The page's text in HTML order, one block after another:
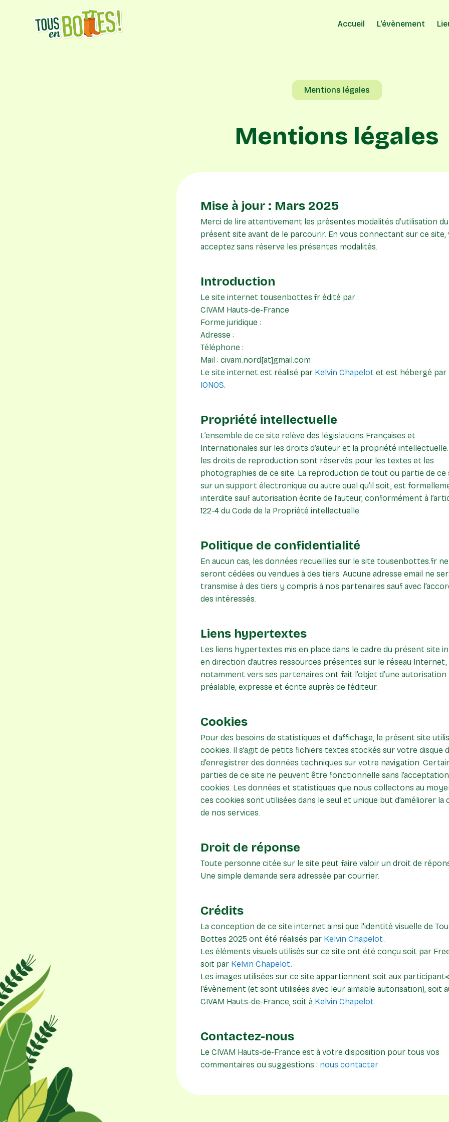
Accueil L'évènement
Mentions légales
Mentions légales
Mise à jour : Mars 2025
Merci de lire attentivement les présentes modalités d’utilisation du
présent site avant de le parcourir. En vous connectant sur ce site,
acceptez sans réserve les présentes modalités.
Introduction
Le site internet tousenbottes.fr édité par :
CIVAM Hauts-de-France
Forme juridique :
Adresse :
Téléphone :
Mail : civam.nord[at]gmail.com
Le site internet est réalisé par Kelvin Chapelot et est hébergé par
IONOS.
Propriété intellectuelle
L’ensemble de ce site relève des législations Françaises et
Internationales sur les droits d’auteur et la propriété intellectuelle.
les droits de reproduction sont réservés pour les textes et les
photographies de ce site. La reproduction de tout ou partie de ce
sur un support électronique ou autre quel qu’il soit, est
interdite sauf autorisation écrite de l’auteur, conformément à
122-4 du Code de la Propriété intellectuelle.
Politique de confidentialité
En aucun cas, les données recueillies sur le site tousenbottes.fr ne
seront cédées ou vendues à des tiers. Aucune adresse email ne
transmise à des tiers y compris à nos partenaires sauf avec
des intéressés.
Liens hypertextes
Les liens hypertextes mis en place dans le cadre du présent site
en direction d’autres ressources présentes sur le réseau Internet,
notamment vers ses partenaires ont fait l’objet d’une autorisation
préalable, expresse et écrite auprès de l’éditeur.
Cookies
Pour des besoins de statistiques et d’affichage, le présent site
cookies. Il s’agit de petits fichiers textes stockés sur votre disque
d’enregistrer des données techniques sur votre navigation.
parties de ce site ne peuvent être fonctionnelle sans
cookies. Les données et statistiques que nous collectons au
ces cookies sont utilisées dans le seul et unique but d’améliorer la
de nos services.
Droit de réponse
Toute personne citée sur le site peut faire valoir un droit de
Une simple demande sera adressée par courrier.
Crédits
La conception de ce site internet ainsi que l'identité visuelle de
Bottes 2025 ont été réalisés par Kelvin Chapelot.
Les éléments visuels utilisés sur ce site ont été conçu soit par
soit par Kelvin Chapelot.
Les images utilisées sur ce site appartiennent soit aux
l'évènement (et sont utilisées avec leur aimable autorisation), soit
CIVAM Hauts-de-France, soit à Kelvin Chapelot.
Contactez-nous
Le CIVAM Hauts-de-France est à votre disposition pour tous vos
commentaires ou suggestions : nous contacter